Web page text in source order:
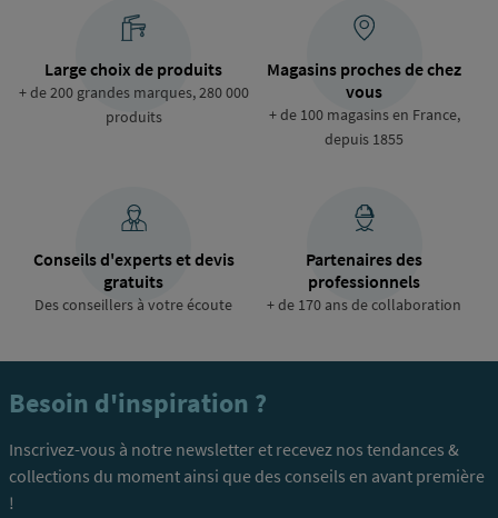
Large choix de produits
+ de 200 grandes marques, 280 000
produits
Magasins proches de chez
vous
+ de 100 magasins en France,
depuis 1855
Conseils d'experts et devis
gratuits
Des conseillers à votre écoute
Partenaires des
professionnels
+ de 170 ans de collaboration
Besoin d'inspiration ?
Inscrivez-vous à notre newsletter et recevez nos tendances &
collections du moment ainsi que des conseils en avant première
!